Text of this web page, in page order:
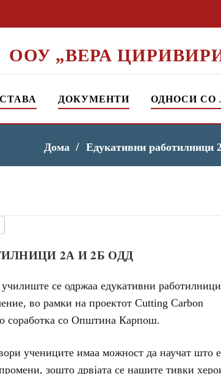
ООУ „ВЕРА
ДОКУМЕНТИ ОДНОСИ СО
Дома Едукативни работилници
2А И 2Б ОДД
се одржаа едукативни
во рамки на проектот Cutting Carbon
соработка со Општина Карпош.
учениците имаа можност да научат што
зошто дрвјата се нашите тивки